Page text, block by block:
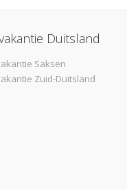
Duitsland
Saksen
Zuid-Duitsland